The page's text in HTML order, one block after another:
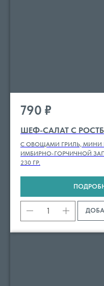
790 ₽
ШЕФ-САЛАТ С
С ОВОЩАМИ ГРИЛЬ, МИНИ
ИМБИРНО-ГОРЧИЧНОЙ
230 ГР.